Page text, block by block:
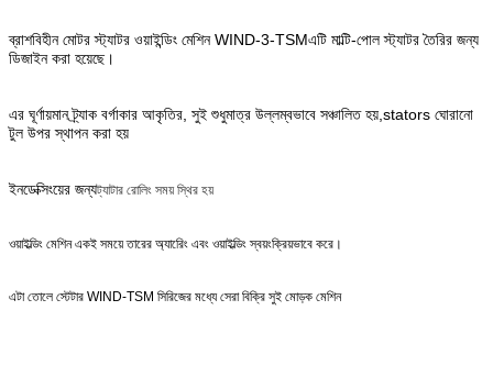
ব্রাশবিহীন মোটর স্ট্যাটর ওয়াইন্ডিং মেশিন WIND-3-TSMএটি মাল্টি-পোল স্ট্যাটর তৈরির জন্য
ডিজাইন করা হয়েছে।
এর ঘূর্ণায়মান ট্র্যাক বর্গাকার আকৃতির, সুই শুধুমাত্র উল্লম্বভাবে সঞ্চালিত হয়,stators ঘোরানো
টুল উপর স্থাপন করা হয়
ইনডেক্সিংয়ের জন্যট্যাটার রোলিং সময় স্থির হয়
ওয়াইল্ডিং মেশিন একই সময়ে তারের অ্যারেিং এবং ওয়াইল্ডিং স্বয়ংক্রিয়ভাবে করে।
এটা তোলে স্টেটার WIND-TSM সিরিজের মধ্যে সেরা বিক্রি সুই মোড়ক মেশিন